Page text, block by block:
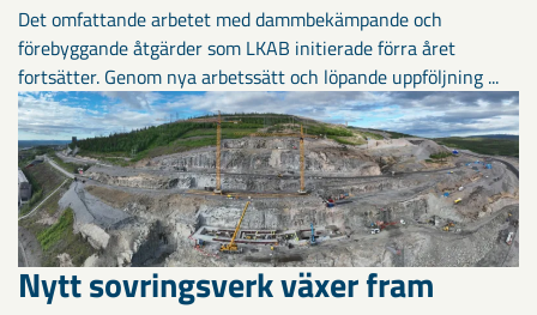
Det omfattande arbetet med dammbekämpande och
förebyggande åtgärder som LKAB initierade förra året
fortsätter. Genom nya arbetssätt och löpande uppföljning ...
Nytt sovringsverk växer fram